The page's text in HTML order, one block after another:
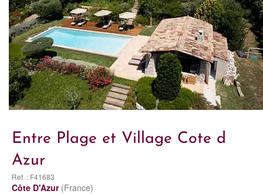
Entre Plage et Village Cote d
Azur
Ref. : F41683
Côte D'Azur (France)